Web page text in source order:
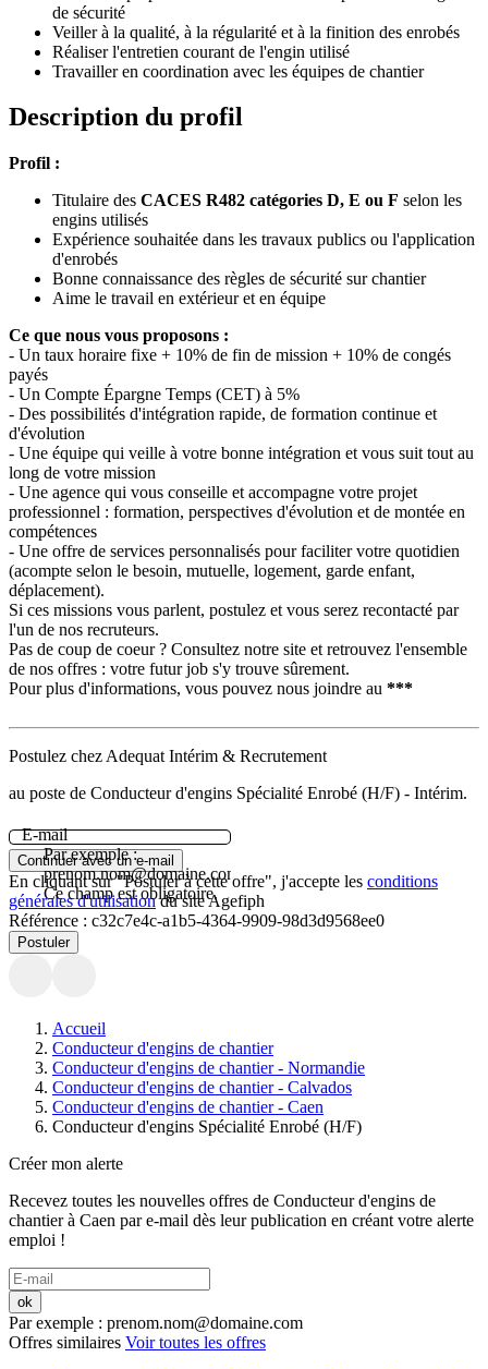
de sécurité
Veiller à la qualité, à la régularité et à la finition des enrobés
Réaliser l'entretien courant de l'engin utilisé
Travailler en coordination avec les équipes de chantier
Description du profil
Profil :
Titulaire des CACES R482 catégories D, E ou F selon les
engins utilisés
Expérience souhaitée dans les travaux publics ou l'application
d'enrobés
Bonne connaissance des règles de sécurité sur chantier
Aime le travail en extérieur et en équipe
Ce que nous vous proposons :
- Un taux horaire fixe + 10% de fin de mission + 10% de congés
payés
- Un Compte Épargne Temps (CET) à 5%
- Des possibilités d'intégration rapide, de formation continue et
d'évolution
- Une équipe qui veille à votre bonne intégration et vous suit tout au
long de votre mission
- Une agence qui vous conseille et accompagne votre projet
professionnel : formation, perspectives d'évolution et de montée en
compétences
- Une offre de services personnalisés pour faciliter votre quotidien
(acompte selon le besoin, mutuelle, logement, garde enfant,
déplacement).
Si ces missions vous parlent, postulez et vous serez recontacté par
l'un de nos recruteurs.
Pas de coup de coeur ? Consultez notre site et retrouvez l'ensemble
de nos offres : votre futur job s'y trouve sûrement.
Pour plus d'informations, vous pouvez nous joindre au ***
Postulez chez Adequat Intérim & Recrutement
au poste de Conducteur d'engins Spécialité Enrobé (H/F) - Intérim.
E-mail
Par exemple :
prenom.nom@domaine.com.
Ce champ est obligatoire.
Continuer avec un e-mail
En cliquant sur "Postuler à cette offre", j'accepte les conditions
générales d'utilisationdu site Agefiph
Référence : c32c7e4c-a1b5-4364-9909-98d3d9568ee0
Postuler
Accueil
Conducteur d'engins de chantier
Conducteur d'engins de chantier - Normandie
Conducteur d'engins de chantier - Calvados
Conducteur d'engins de chantier - Caen
Conducteur d'engins Spécialité Enrobé (H/F)
Créer mon alerte
Recevez toutes les nouvelles offres de Conducteur d'engins de
chantierà Caen par e-mail dès leur publication en créant votre alerte
emploi !
ok
Par exemple : prenom.nom@domaine.com
Offres similaires Voir toutes les offres